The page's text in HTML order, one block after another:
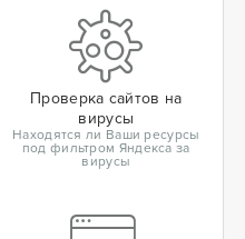
Проверка сайтов на
вирусы
Находятся ли Ваши ресурсы
под фильтром Яндекса за
вирусы